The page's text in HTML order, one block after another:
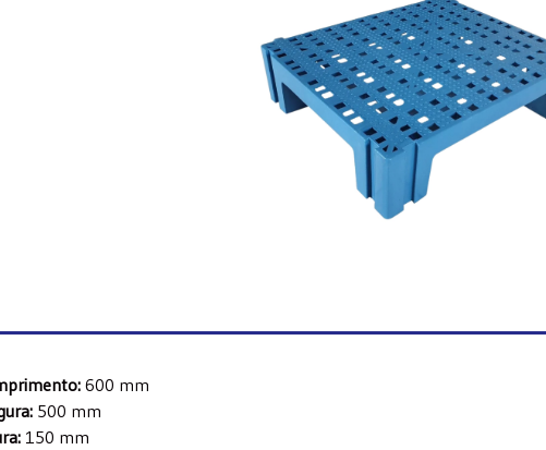
600 mm
500 mm
150 mm